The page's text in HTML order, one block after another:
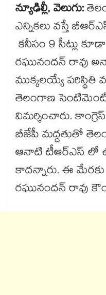
న్యూఢిల్లీ, వెలుగు:
ఎన్నికలు వస్తే
కనీసం 9 సీట్లు
రఘునందన్ రావు
ముక్కలయ్యే పరిస్థితి
తెలంగాణ
విమర్శించారు.
బీజేపీ మద్దతుతో
ఆనాటి టీఆర్ఎస్ లో
కాదన్నారు. ఈ
రఘునందన్ రావు